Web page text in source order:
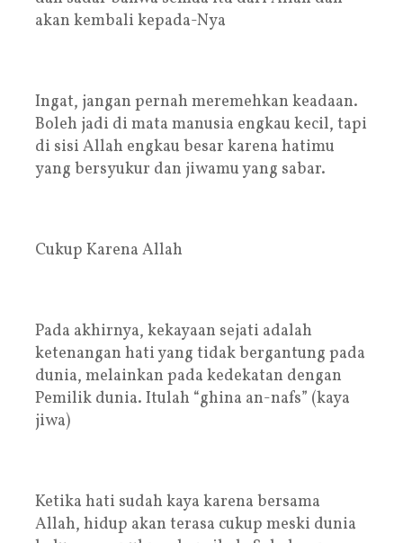
akan kembali kepada-Nya
Ingat, jangan pernah meremehkan keadaan.
Boleh jadi di mata manusia engkau kecil, tapi
di sisi Allah engkau besar karena hatimu
yang bersyukur dan jiwamu yang sabar.
Cukup Karena Allah
Pada akhirnya, kekayaan sejati adalah
ketenangan hati yang tidak bergantung pada
dunia, melainkan pada kedekatan dengan
Pemilik dunia. Itulah “ghina an-nafs” (kaya
jiwa)
Ketika hati sudah kaya karena bersama
Allah, hidup akan terasa cukup meski dunia